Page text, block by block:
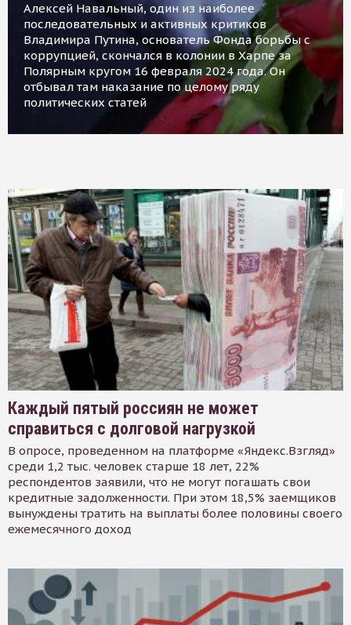
Алексей Навальный, один из наиболее
последовательных и активных критиков
Владимира Путина, основатель Фонда борьбы с
коррупцией, скончался в колонии в Харпе за
Полярным кругом 16 февраля 2024 года. Он
отбывал там наказание по целому ряду
политических статей
Каждый пятый россиян не может
справиться с долговой нагрузкой
В опросе, проведенном на платформе «Яндекс.Взгляд»
среди 1,2 тыс. человек старше 18 лет, 22%
респондентов заявили, что не могут погашать свои
кредитные задолженности. При этом 18,5% заемщиков
вынуждены тратить на выплаты более половины своего
ежемесячного доход